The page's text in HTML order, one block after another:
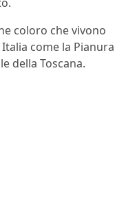
coloro che vivono
come la Pianura
della Toscana.